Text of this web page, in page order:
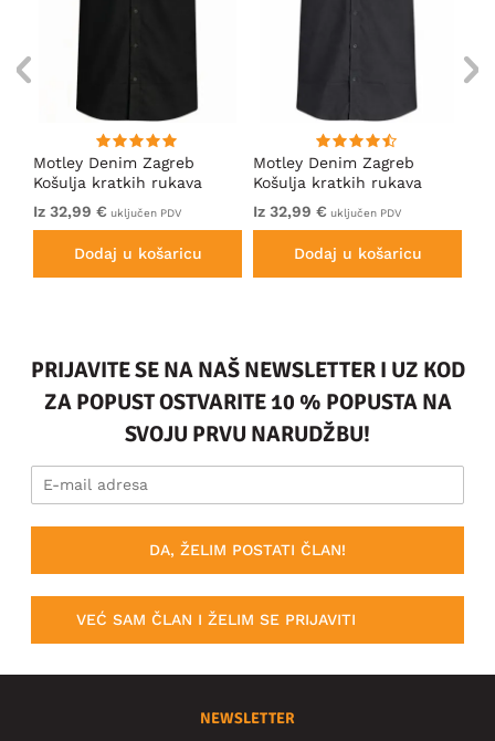
Motley Denim Zagreb
Košulja kratkih rukava
Crna
Iz 32,99 € uključen PDV
Dodaj u košaricu
Motley Denim Zagreb
Košulja kratkih rukava
Antracit
Iz 32,99 € uključen PDV
Dodaj u košaricu
PRIJAVITE SE NA NAŠ NEWSLETTER I UZ KOD
ZA POPUST OSTVARITE 10 % POPUSTA NA
SVOJU PRVU NARUDŽBU!
DA, ŽELIM POSTATI ČLAN!
VEĆ SAM ČLAN I ŽELIM SE PRIJAVITI
NEWSLETTER